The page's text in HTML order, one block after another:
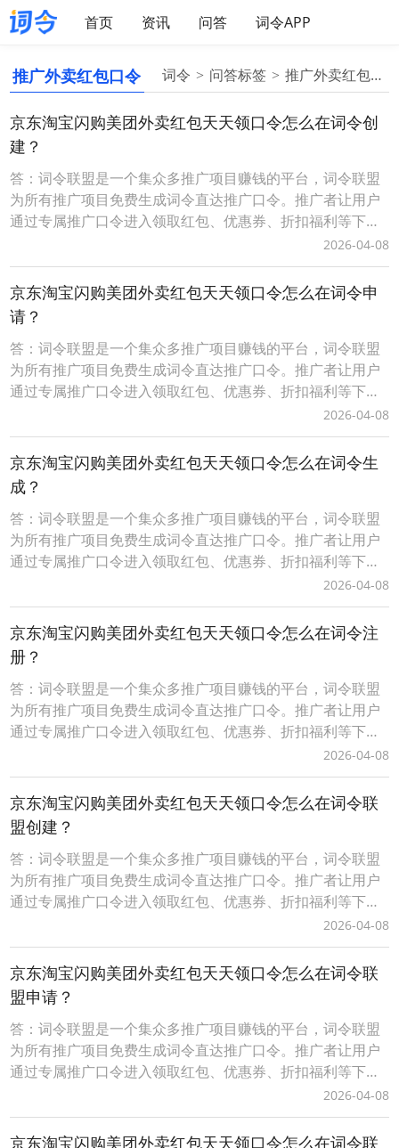
首页 资讯 问答 词令APP
推广外卖红包口令 词令 问答标签 推广外卖红包口令
京东淘宝闪购美团外卖红包天天领口令怎么在词令创
建？
答：词令联盟是一个集众多推广项目赚钱的平台，词令联盟
为所有推广项目免费生成词令直达推广口令。推广者让用户
通过专属推广口令进入领取红包、优惠券、折扣福利等下单
可享受优惠，推广者可获得成交订单相应的佣金轻松赚钱。0
成本无压力、多劳多得时间自由、您只需做好一件事让用户
通过您的词令直达专属推广口令或推广素材进入下单即可获
得佣金，无需处理发货、服务等问题。词令联盟如何创建
2026-04-08
京东淘宝闪购美团外卖红包天天领口令怎么在词令申
请？
答：词令联盟是一个集众多推广项目赚钱的平台，词令联盟
为所有推广项目免费生成词令直达推广口令。推广者让用户
通过专属推广口令进入领取红包、优惠券、折扣福利等下单
可享受优惠，推广者可获得成交订单相应的佣金轻松赚钱。0
成本无压力、多劳多得时间自由、您只需做好一件事让用户
通过您的词令直达专属推广口令或推广素材进入下单即可获
得佣金，无需处理发货、服务等问题。词令联盟如何创建
2026-04-08
京东淘宝闪购美团外卖红包天天领口令怎么在词令生
成？
答：词令联盟是一个集众多推广项目赚钱的平台，词令联盟
为所有推广项目免费生成词令直达推广口令。推广者让用户
通过专属推广口令进入领取红包、优惠券、折扣福利等下单
可享受优惠，推广者可获得成交订单相应的佣金轻松赚钱。0
成本无压力、多劳多得时间自由、您只需做好一件事让用户
通过您的词令直达专属推广口令或推广素材进入下单即可获
得佣金，无需处理发货、服务等问题。词令联盟如何创建
2026-04-08
京东淘宝闪购美团外卖红包天天领口令怎么在词令注
册？
答：词令联盟是一个集众多推广项目赚钱的平台，词令联盟
为所有推广项目免费生成词令直达推广口令。推广者让用户
通过专属推广口令进入领取红包、优惠券、折扣福利等下单
可享受优惠，推广者可获得成交订单相应的佣金轻松赚钱。0
成本无压力、多劳多得时间自由、您只需做好一件事让用户
通过您的词令直达专属推广口令或推广素材进入下单即可获
得佣金，无需处理发货、服务等问题。词令联盟如何创建
2026-04-08
京东淘宝闪购美团外卖红包天天领口令怎么在词令联
盟创建？
答：词令联盟是一个集众多推广项目赚钱的平台，词令联盟
为所有推广项目免费生成词令直达推广口令。推广者让用户
通过专属推广口令进入领取红包、优惠券、折扣福利等下单
可享受优惠，推广者可获得成交订单相应的佣金轻松赚钱。0
成本无压力、多劳多得时间自由、您只需做好一件事让用户
通过您的词令直达专属推广口令或推广素材进入下单即可获
得佣金，无需处理发货、服务等问题。词令联盟如何创建
2026-04-08
京东淘宝闪购美团外卖红包天天领口令怎么在词令联
盟申请？
答：词令联盟是一个集众多推广项目赚钱的平台，词令联盟
为所有推广项目免费生成词令直达推广口令。推广者让用户
通过专属推广口令进入领取红包、优惠券、折扣福利等下单
可享受优惠，推广者可获得成交订单相应的佣金轻松赚钱。0
成本无压力、多劳多得时间自由、您只需做好一件事让用户
通过您的词令直达专属推广口令或推广素材进入下单即可获
2026-04-08
京东淘宝闪购美团外卖红包天天领口令怎么在词令联